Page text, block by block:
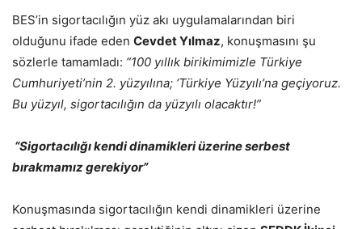
BES’in sigortacılığın yüz akı uygulamalarından biri
olduğunu ifade eden Cevdet Yılmaz, konuşmasını şu
sözlerle tamamladı: “100 yıllık birikimimizle Türkiye
Cumhuriyeti’nin 2. yüzyılına; ‘Türkiye Yüzyılı’na geçiyoruz.
Bu yüzyıl, sigortacılığın da yüzyılı olacaktır!”
“Sigortacılığı kendi dinamikleri üzerine serbest
bırakmamız gerekiyor”
Konuşmasında sigortacılığın kendi dinamikleri üzerine